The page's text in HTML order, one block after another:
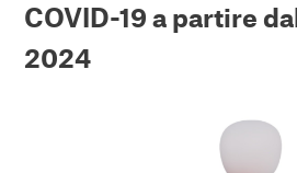
COVID-19 a partire
2024